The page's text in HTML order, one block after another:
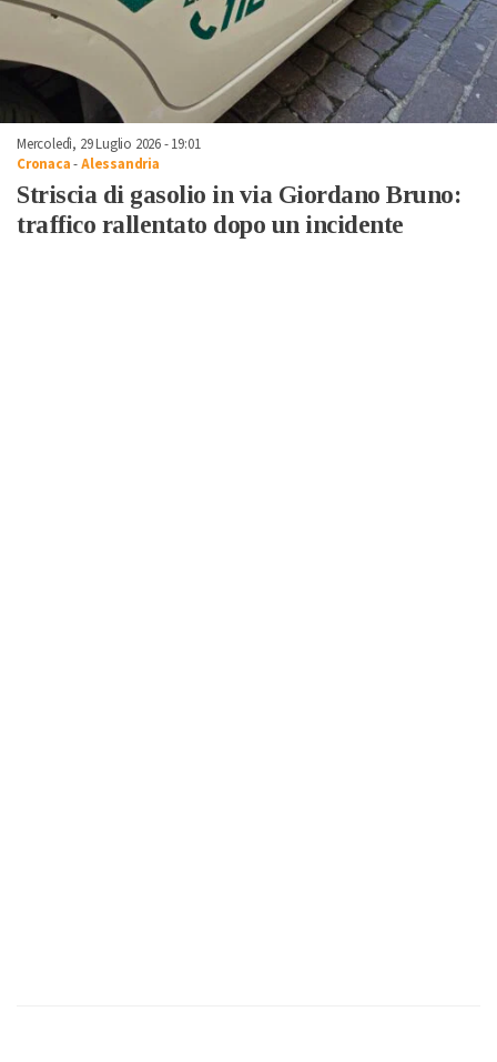
Mercoledì, 29 Luglio 2026 - 19:01
Cronaca-Alessandria
Striscia di gasolio in via Giordano Bruno:
traffico rallentato dopo un incidente